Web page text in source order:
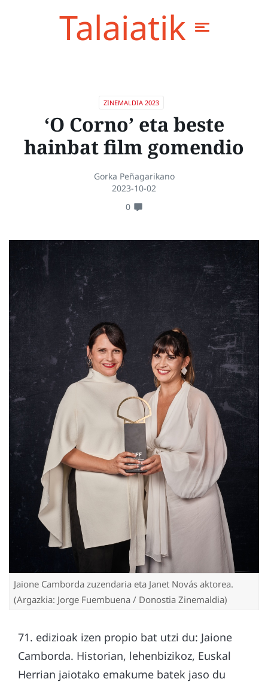
Talaiatik
ZINEMALDIA 2023
‘O Corno’ eta beste
hainbat film gomendio
Gorka Peñagarikano
2023-10-02
0
Jaione Camborda zuzendaria eta Janet Novás aktorea.
(Argazkia: Jorge Fuembuena / Donostia Zinemaldia)
71. edizioak izen propio bat utzi du: Jaione
Camborda. Historian, lehenbizikoz, Euskal
Herrian jaiotako emakume batek jaso du